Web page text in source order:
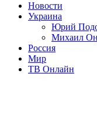
Новости
Украина
Юрий
Михаил
Россия
Мир
ТВ Онлайн